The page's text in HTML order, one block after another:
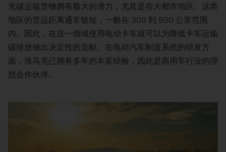
无碳运输货物拥有极大的潜力，尤其是在大都市地区。这类
地区的货运距离通常较短，一般在 300 到 500 公里范围
内。因此，在这一领域使用电动卡车就可以为降低卡车运输
碳排放做出决定性的贡献。在电动汽车制造系统的研发方
面，埃马克已拥有多年的丰富经验，因此是商用车行业的理
想合作伙伴。